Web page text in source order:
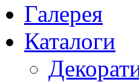
Галерея
Каталоги